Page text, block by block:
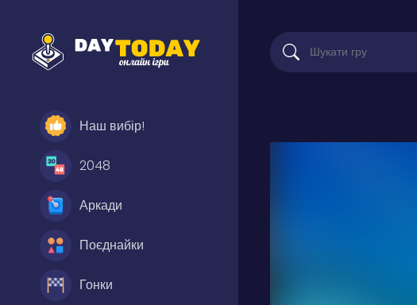
Наш вибір!
2048
Аркади
Поєднайки
Гонки